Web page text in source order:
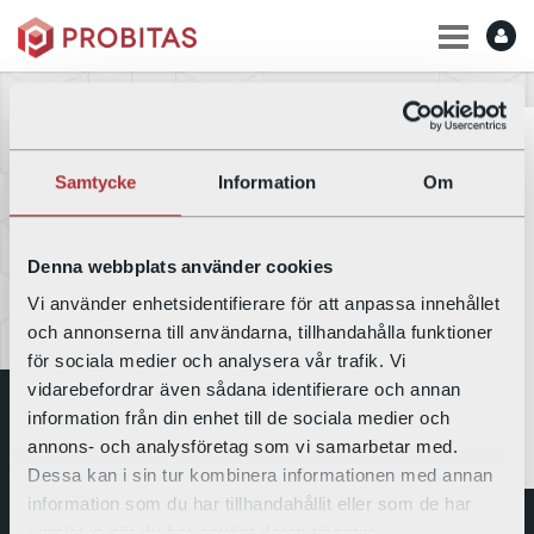
Samtycke Information Om
Denna webbplats använder cookies
Vi använder enhetsidentifierare för att anpassa innehållet
och annonserna till användarna, tillhandahålla funktioner
för sociala medier och analysera vår trafik. Vi
vidarebefordrar även sådana identifierare och annan
information från din enhet till de sociala medier och
annons- och analysföretag som vi samarbetar med.
Dessa kan i sin tur kombinera informationen med annan
information som du har tillhandahållit eller som de har
För dig som bor i våra fastigheter
Parkering och förråd
Vanliga frågor och svar
Pågående projekt
Gårdsprojekt Nebulosorna
om du har frågor. UnderMina Sidorkan du direkt se uppdaterad
ärende gällande din bostad.
Probitas – koncernen
Bolagskoncernen Probitas ägs till 100% av Immanuelskyrkan i
Stockholm. Syftet med koncernen är att skapa en stabil